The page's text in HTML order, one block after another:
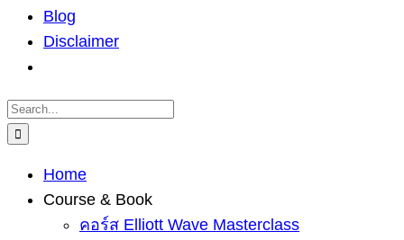
Blog
Disclaimer
Search
for:
Home
Course & Book
คอร์ส Elliott Wave Masterclass